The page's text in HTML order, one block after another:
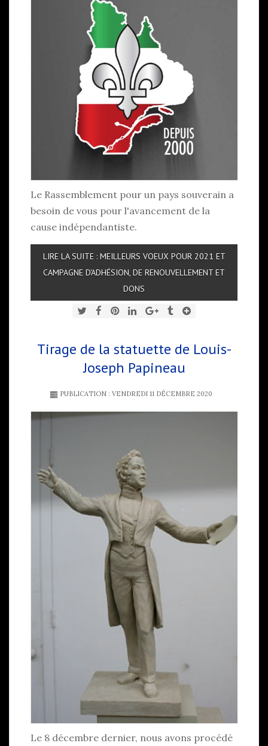
Le Rassemblement pour un pays souverain a
besoin de vous pour l'avancement de la
cause indépendantiste.
LIRE LA SUITE : MEILLEURS VOEUX POUR 2021 ET
CAMPAGNE D'ADHÉSION, DE RENOUVELLEMENT ET
DONS
Tirage de la statuette de Louis-
Joseph Papineau
PUBLICATION : VENDREDI 11 DÉCEMBRE 2020
Le 8 décembre dernier, nous avons procédé